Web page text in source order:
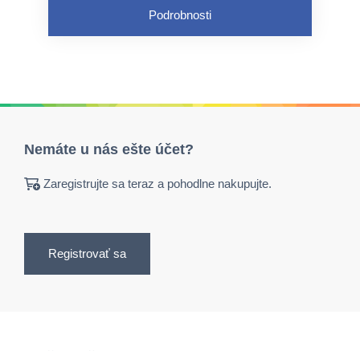
Podrobnosti
Nemáte u nás ešte účet?
Zaregistrujte sa teraz a pohodlne nakupujte.
Registrovať sa